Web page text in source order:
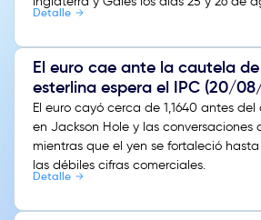
Detalle
El euro cae ante la cautela
esterlina espera el IPC (20/
El euro cayó cerca de 1,1640 antes del
en Jackson Hole y las conversaciones
mientras que el yen se fortaleció hasta
las débiles cifras comerciales.
Detalle